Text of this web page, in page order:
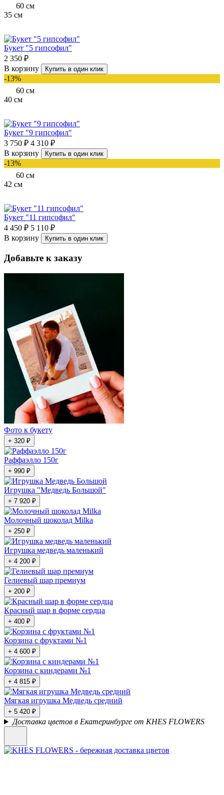
60 см
35 см
Букет "5 гипсофил"
2 350 ₽
В корзину
Купить в один клик
-13%
60 см
40 см
Букет "9 гипсофил"
3 750 ₽ 4 310 ₽
В корзину
Купить в один клик
-13%
60 см
42 см
Букет "11 гипсофил"
4 450 ₽ 5 110 ₽
В корзину
Купить в один клик
Добавьте к заказу
Фото к букету
+ 320 ₽
Раффаэлло 150г
+ 990 ₽
Игрушка "Медведь Большой"
+ 7 920 ₽
Молочный шоколад Milka
+ 250 ₽
Игрушка медведь маленький
+ 4 200 ₽
Гелиевый шар премиум
+ 200 ₽
Красный шар в форме сердца
+ 400 ₽
Корзина с фруктами №1
+ 4 600 ₽
Корзина с киндерами №1
+ 4 815 ₽
Мягкая игрушка Медведь средний
+ 5 420 ₽
Доставка цветов в Екатеринбурге от KHES FLOWERS